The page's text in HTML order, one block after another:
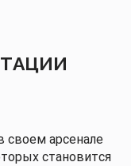
своем арсенале
становится